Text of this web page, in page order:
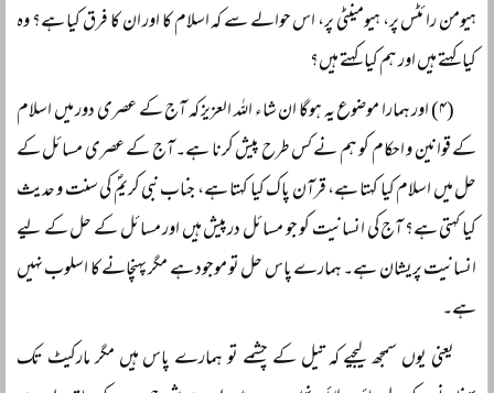
ہیومن رائٹس پر، ہیومینٹی پر، اس حوالے سے کہ اسلام کا اور ان کا فرق کیا ہے؟ وہ
کیا کہتے ہیں اور ہم کیا کہتے ہیں؟
(۴) اور ہمارا موضوع یہ ہوگا ان شاء اللہ العزیز کہ آج کے عصری دور میں اسلام
کے قوانین و احکام کو ہم نے کس طرح پیش کرنا ہے۔ آج کے عصری مسائل کے
حل میں اسلام کیا کہتا ہے، قرآن پاک کیا کہتا ہے، جناب نبی کریمؐ کی سنت و حدیث
کیا کہتی ہے؟ آج کی انسانیت کو جو مسائل درپیش ہیں اور مسائل کے حل کے لیے
انسانیت پریشان ہے۔ ہمارے پاس حل تو موجود ہے مگر پہنچانے کا اسلوب نہیں
ہے۔
یعنی یوں سمجھ لیجیے کہ تیل کے چشمے تو ہمارے پاس ہیں مگر مارکیٹ تک